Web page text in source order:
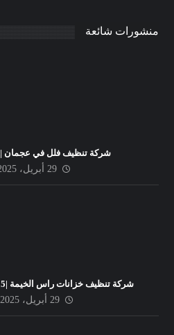
منشورات شائعة
شركة تنظيف فلل في عجمان |0526402015| تعقيم
29 أبريل، 2025
شركة تنظيف خزانات راس الخيمة |0526402015| تعقيم وتطهير
29 أبريل، 2025